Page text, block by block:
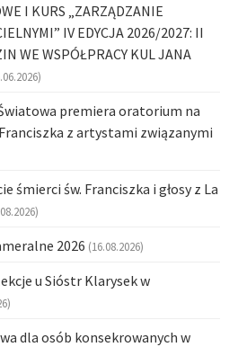
I KURS „ZARZĄDZANIE
IV EDYCJA 2026/2027: II
WE WSPÓŁPRACY KUL JANA
premiera oratorium na
z artystami związanymi
śmierci św. Franciszka i głosy z La
2026 (16.08.2026)
u Sióstr Klarysek w
dla osób konsekrowanych w